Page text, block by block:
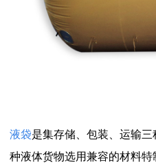
液袋是集存储、包装、运输
种液体货物选用兼容的材料